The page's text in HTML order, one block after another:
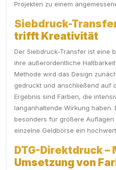
Projekten zu einem
Siebdruck-
trifft Kreativität
Der Siebdruck-Transfer ist eine
ihre außerordentliche
Methode wird das Design
gedruckt und anschließend auf
Ergebnis sind Farben, die
langanhaltende Wirkung haben.
besonders für größere
einzelne Geldbörse ein
DTG-Direktdruck –
Umsetzung von